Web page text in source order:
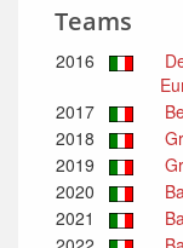
Teams
2016
2017
2018
2019
2020
2021